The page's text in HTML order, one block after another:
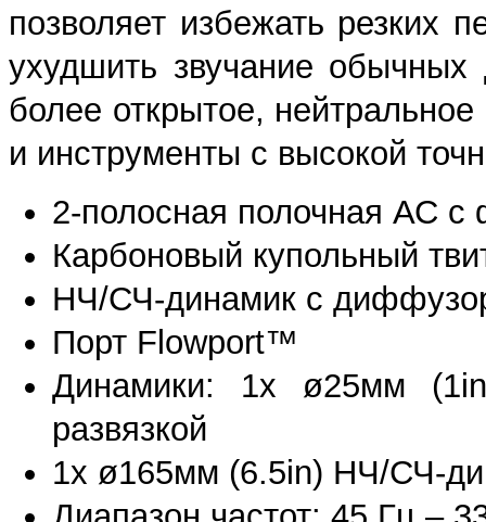
позволяет избежать резких
ухудшить звучание обычных
более открытое,
и инструменты с высокой
2-полосная полочная АС с
Карбоновый купольный
НЧ/СЧ-динамик с
Порт Flowport™
Динамики: 1x ø25мм
развязкой
1x ø165мм (6.5in) НЧ/СЧ-